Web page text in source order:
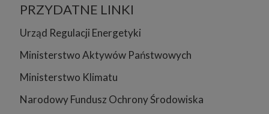
PRZYDATNE LINKI
Urząd Regulacji Energetyki
Ministerstwo Aktywów Państwowych
Ministerstwo Klimatu
Narodowy Fundusz Ochrony Środowiska